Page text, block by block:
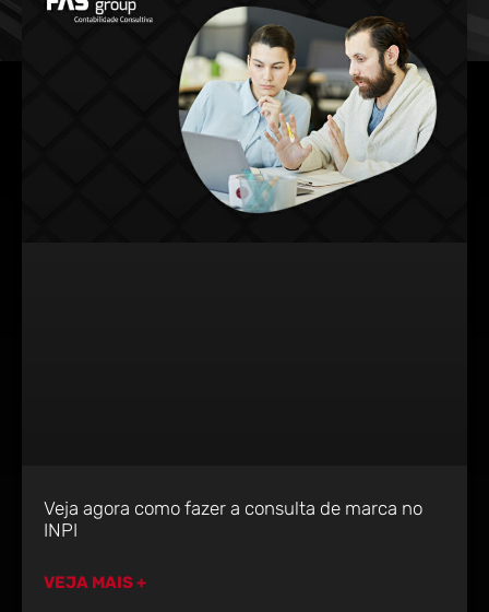
Veja agora como fazer a consulta de marca no
INPI
VEJA MAIS +